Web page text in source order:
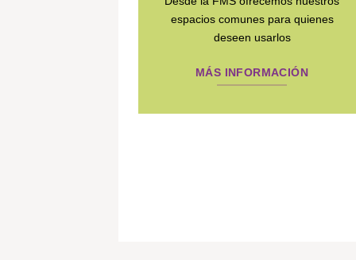
espacios comunes para quienes
deseen usarlos
MÁS INFORMACIÓN